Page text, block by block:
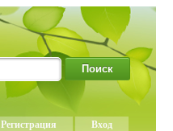
Регистрация Вход